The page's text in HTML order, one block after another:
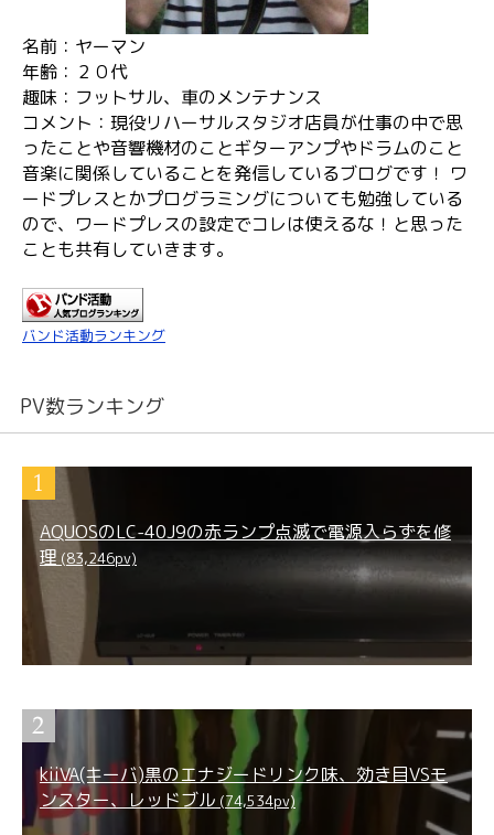
名前：ヤーマン
年齢：２０代
趣味：フットサル、車のメンテナンス
コメント：現役リハーサルスタジオ店員が仕事の中で思
ったことや音響機材のことギターアンプやドラムのこと
音楽に関係していることを発信しているブログです！ ワ
ードプレスとかプログラミングについても勉強している
ので、ワードプレスの設定でコレは使えるな！と思った
ことも共有していきます。
バンド活動ランキング
PV数ランキング
AQUOSのLC-40J9の赤ランプ点滅で電源入らずを修
理 (83,246pv)
kiiVA(キーバ)黒のエナジードリンク味、効き目VSモ
ンスター、レッドブル (74,534pv)